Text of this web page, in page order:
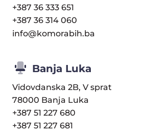
+387 36 333 651
+387 36 314 060
info@komorabih.ba
Banja Luka
Vidovdanska 2B, V sprat
78000 Banja Luka
+387 51 227 680
+387 51 227 681